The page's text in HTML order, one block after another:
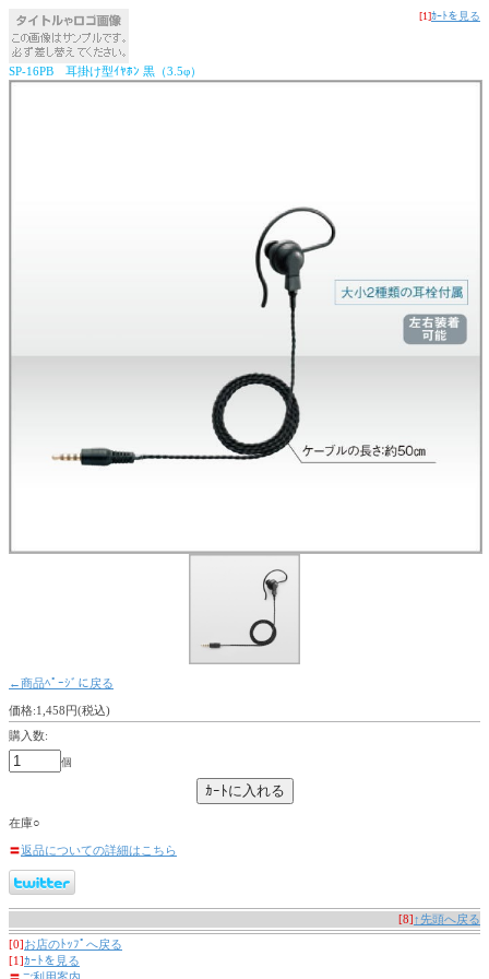
[1]ｶｰﾄを見る
SP-16PB 耳掛け型ｲﾔﾎﾝ 黒（3.5φ）
←商品ﾍﾟｰｼﾞに戻る
価格:1,458円(税込)
購入数:
個
在庫○
〓返品についての詳細はこちら
[8] ↑先頭へ戻る
[0] お店のﾄｯﾌﾟへ戻る
[1]ｶｰﾄを見る